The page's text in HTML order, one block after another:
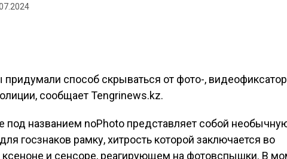
способ скрываться от фото-,
сообщает Tengrinews.kz.
под названием noPhoto представляет собой
госзнаков рамку, хитрость которой заключается во
ксеноне и сенсоре, реагирующем на фотовспышки. В